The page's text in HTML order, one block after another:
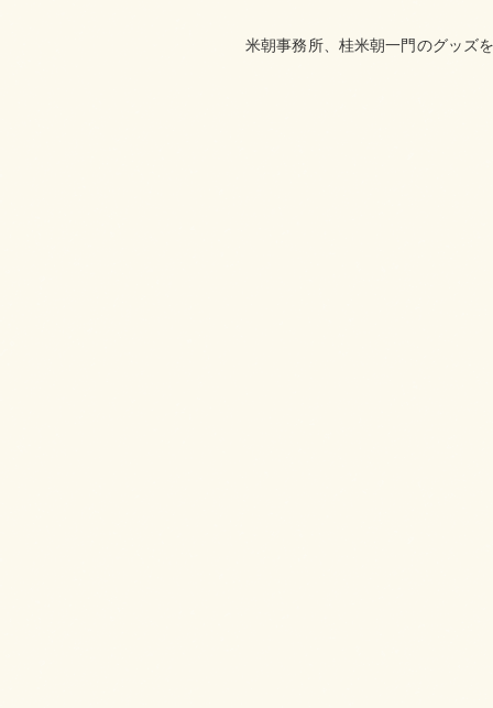
米朝事務所、桂米朝一門のグッズ